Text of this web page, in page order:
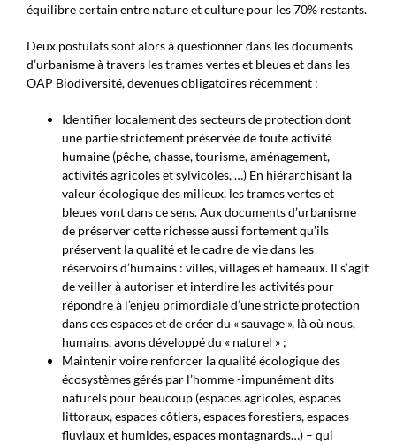
équilibre certain entre nature et culture pour les 70% restants.
Deux postulats sont alors à questionner dans les documents
d’urbanisme à travers les trames vertes et bleues et dans les
OAP Biodiversité, devenues obligatoires récemment :
Identifier localement des secteurs de protection dont
une partie strictement préservée de toute activité
humaine (pêche, chasse, tourisme, aménagement,
activités agricoles et sylvicoles, …) En hiérarchisant la
valeur écologique des milieux, les trames vertes et
bleues vont dans ce sens. Aux documents d’urbanisme
de préserver cette richesse aussi fortement qu’ils
préservent la qualité et le cadre de vie dans les
réservoirs d’humains : villes, villages et hameaux. Il s’agit
de veiller à autoriser et interdire les activités pour
répondre à l’enjeu primordiale d’une stricte protection
dans ces espaces et de créer du « sauvage », là où nous,
humains, avons développé du « naturel » ;
Maintenir voire renforcer la qualité écologique des
écosystèmes gérés par l’homme -impunément dits
naturels pour beaucoup (espaces agricoles, espaces
littoraux, espaces côtiers, espaces forestiers, espaces
fluviaux et humides, espaces montagnards…) – qui